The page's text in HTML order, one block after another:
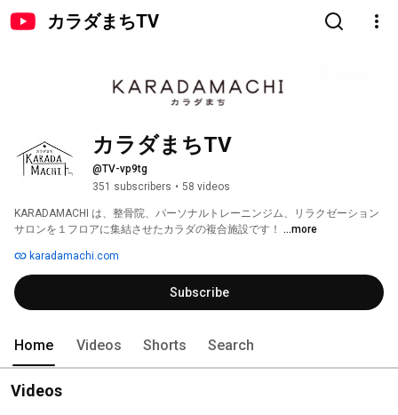
カラダまちTV
カラダまちTV
@TV-vp9tg
351 subscribers • 58 videos
KARADAMACHI は、整骨院、パーソナルトレーニンジム、リラクゼーション
サロンを１フロアに集結させたカラダの複合施設です！ ...more
karadamachi.com
Subscribe
Home Videos Shorts Search
Videos